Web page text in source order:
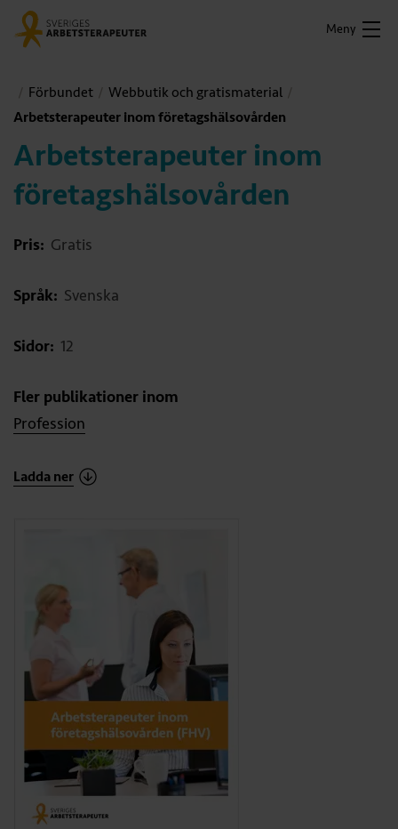
Meny
Förbundet
Webbutik och gratismaterial
Arbetsterapeuter inom företagshälsovården
Arbetsterapeuter inom
företagshälsovården
Pris: Gratis
Språk: Svenska
Sidor: 12
Fler publikationer inom
Profession
Ladda ner